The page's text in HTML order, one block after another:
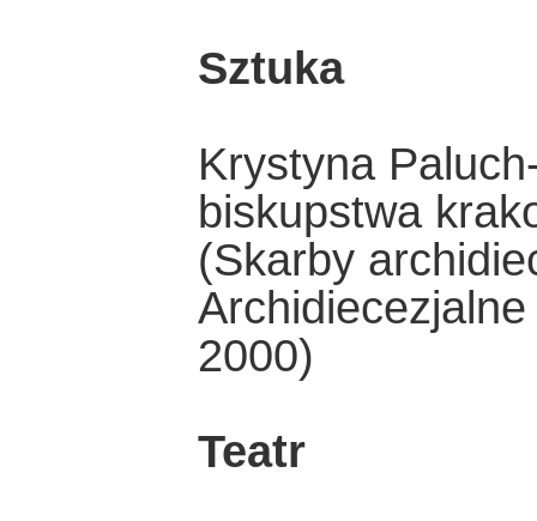
Sztuka
Krystyna
biskupstwa
(Skarby
2000)
Teatr